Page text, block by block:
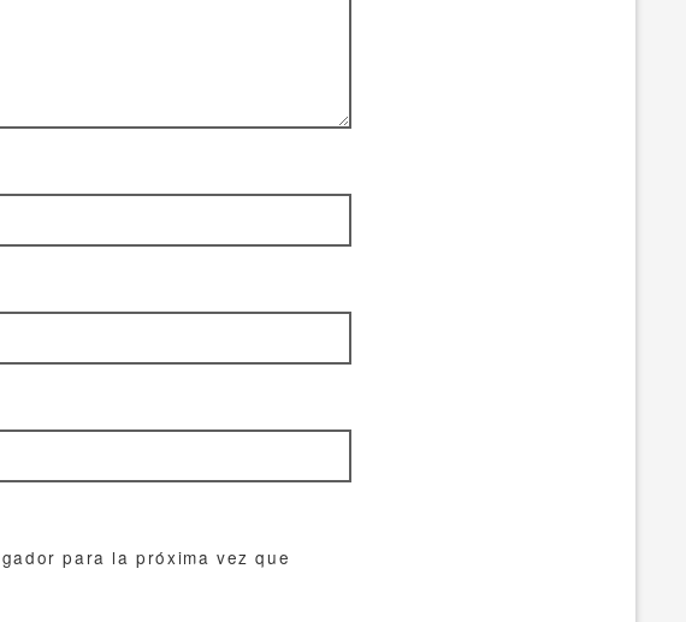
para la próxima vez que